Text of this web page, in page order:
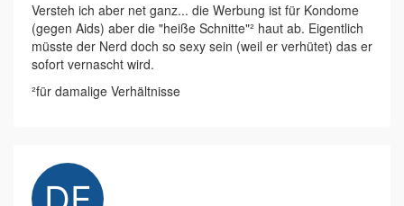
Versteh ich aber net ganz... die Werbung ist für Kondome
(gegen Aids) aber die "heiße Schnitte"² haut ab. Eigentlich
müsste der Nerd doch so sexy sein (weil er verhütet) das er
sofort vernascht wird.
²für damalige Verhältnisse